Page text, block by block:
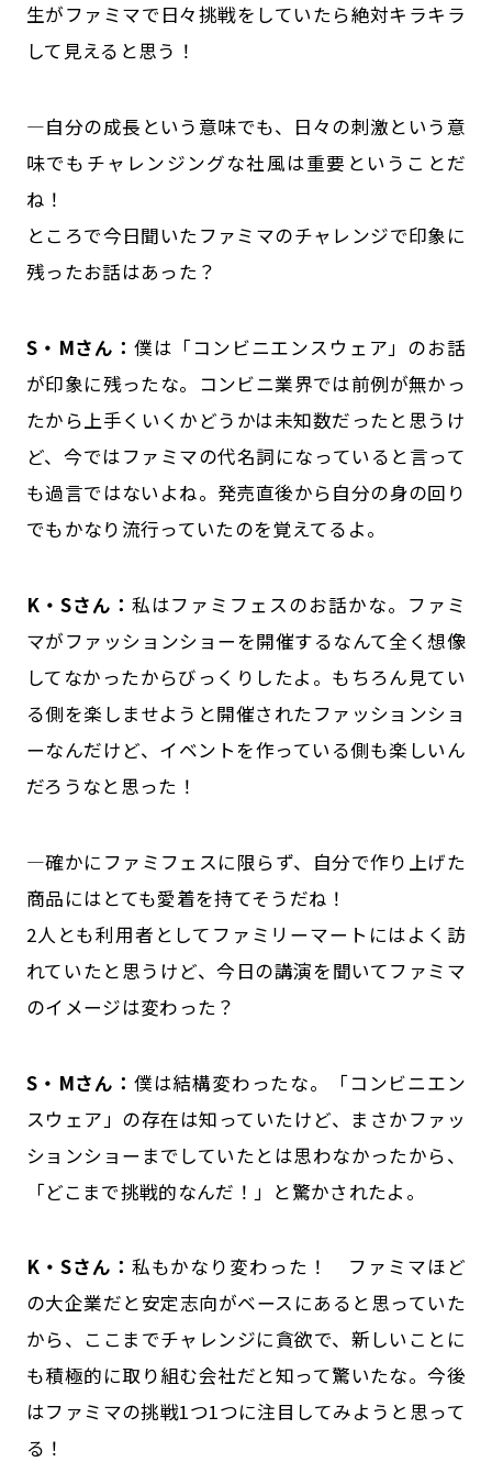
生がファミマで日々挑戦をしていたら絶対キラキラ
して見えると思う！
―自分の成長という意味でも、日々の刺激という意
味でもチャレンジングな社風は重要ということだ
ね！
ところで今日聞いたファミマのチャレンジで印象に
残ったお話はあった？
S・Mさん： 僕は「コンビニエンスウェア」のお話
が印象に残ったな。コンビニ業界では前例が無かっ
たから上手くいくかどうかは未知数だったと思うけ
ど、今ではファミマの代名詞になっていると言って
も過言ではないよね。発売直後から自分の身の回り
でもかなり流行っていたのを覚えてるよ。
K・Sさん： 私はファミフェスのお話かな。ファミ
マがファッションショーを開催するなんて全く想像
してなかったからびっくりしたよ。もちろん見てい
る側を楽しませようと開催されたファッションショ
ーなんだけど、イベントを作っている側も楽しいん
だろうなと思った！
―確かにファミフェスに限らず、自分で作り上げた
商品にはとても愛着を持てそうだね！
2人とも利用者としてファミリーマートにはよく訪
れていたと思うけど、今日の講演を聞いてファミマ
のイメージは変わった？
S・Mさん： 僕は結構変わったな。「コンビニエン
スウェア」の存在は知っていたけど、まさかファッ
ションショーまでしていたとは思わなかったから、
「どこまで挑戦的なんだ！」と驚かされたよ。
K・Sさん： 私もかなり変わった！ ファミマほど
の大企業だと安定志向がベースにあると思っていた
から、ここまでチャレンジに貪欲で、新しいことに
も積極的に取り組む会社だと知って驚いたな。今後
はファミマの挑戦1つ1つに注目してみようと思って
る！